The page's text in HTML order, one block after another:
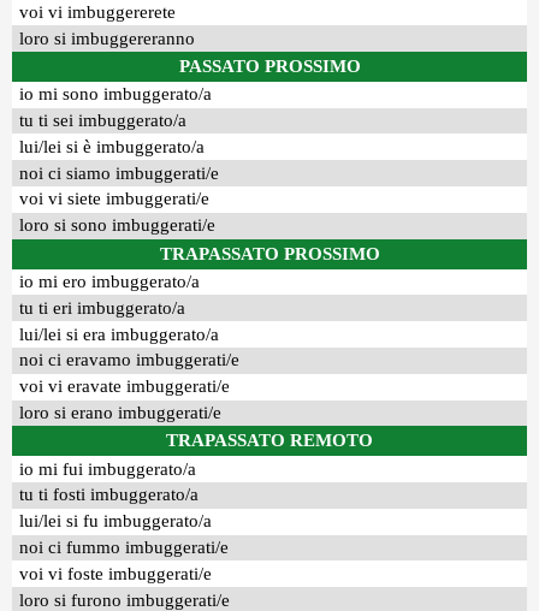
voi vi imbuggererete
loro si imbuggereranno
PASSATO PROSSIMO
io mi sono imbuggerato/a
tu ti sei imbuggerato/a
lui/lei si è imbuggerato/a
noi ci siamo imbuggerati/e
voi vi siete imbuggerati/e
loro si sono imbuggerati/e
TRAPASSATO PROSSIMO
io mi ero imbuggerato/a
tu ti eri imbuggerato/a
lui/lei si era imbuggerato/a
noi ci eravamo imbuggerati/e
voi vi eravate imbuggerati/e
loro si erano imbuggerati/e
TRAPASSATO REMOTO
io mi fui imbuggerato/a
tu ti fosti imbuggerato/a
lui/lei si fu imbuggerato/a
noi ci fummo imbuggerati/e
voi vi foste imbuggerati/e
loro si furono imbuggerati/e